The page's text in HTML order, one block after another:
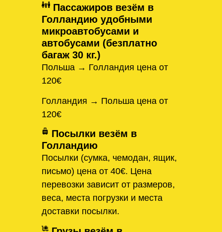
Пассажиров везём в
Голландию удобными
микроавтобусами и
автобусами (безплатно
багаж 30 кг.)
Польша → Голландия цена от
120€
Голландия → Польша цена от
120€
Посылки везём в
Голландию
Посылки (сумка, чемодан, ящик,
письмо) цена от 40€. Цена
перевозки зависит от размеров,
веса, места погрузки и места
доставки посылки.